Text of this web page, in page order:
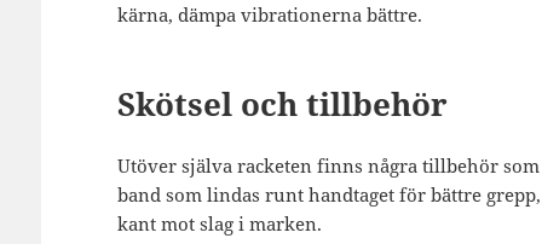
kärna, dämpa vibrationerna bättre.
Skötsel och tillbehör
Utöver själva racketen finns några tillbehör
band som lindas runt handtaget för bättre
kant mot slag i marken.